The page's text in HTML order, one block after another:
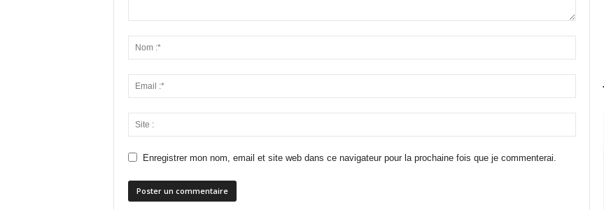
Enregistrer mon nom, email et site web dans ce navigateur pour la prochaine fois que je commenterai.